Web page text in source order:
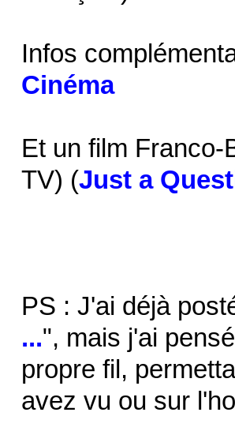
Infos
Cinéma
Et un film Franco-
TV) (Just a
PS : J'ai déjà
...", mais j'ai
propre fil,
avez vu ou sur